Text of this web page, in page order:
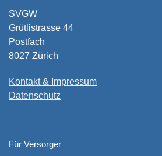
SVGW
Grütlistrasse 44
Postfach
8027 Zürich
Kontakt & Impressum
Datenschutz
Für Versorger